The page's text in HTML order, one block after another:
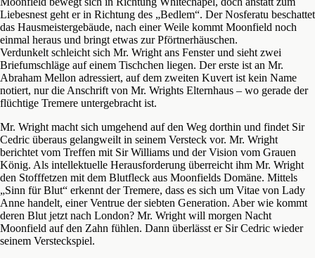
Liebesnest geht er in Richtung des „Bedlem“. Der Nosferatu beschattet
das Hausmeistergebäude, nach einer Weile kommt Moonfield noch
einmal heraus und bringt etwas zur Pförtnerhäuschen.
Verdunkelt schleicht sich Mr. Wright ans Fenster und sieht zwei
Briefumschläge auf einem Tischchen liegen. Der erste ist an Mr.
Abraham Mellon adressiert, auf dem zweiten Kuvert ist kein Name
notiert, nur die Anschrift von Mr. Wrights Elternhaus – wo gerade der
flüchtige Tremere untergebracht ist.
Mr. Wright macht sich umgehend auf den Weg dorthin und findet Sir
Cedric überaus gelangweilt in seinem Versteck vor. Mr. Wright
berichtet vom Treffen mit Sir Williams und der Vision vom Grauen
König. Als intellektuelle Herausforderung überreicht ihm Mr. Wright
den Stofffetzen mit dem Blutfleck aus Moonfields Domäne. Mittels
„Sinn für Blut“ erkennt der Tremere, dass es sich um Vitae von Lady
Anne handelt, einer Ventrue der siebten Generation. Aber wie kommt
deren Blut jetzt nach London? Mr. Wright will morgen Nacht
Moonfield auf den Zahn fühlen. Dann überlässt er Sir Cedric wieder
seinem Versteckspiel.